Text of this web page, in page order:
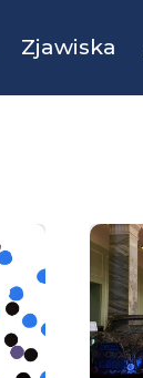
Zjawiska